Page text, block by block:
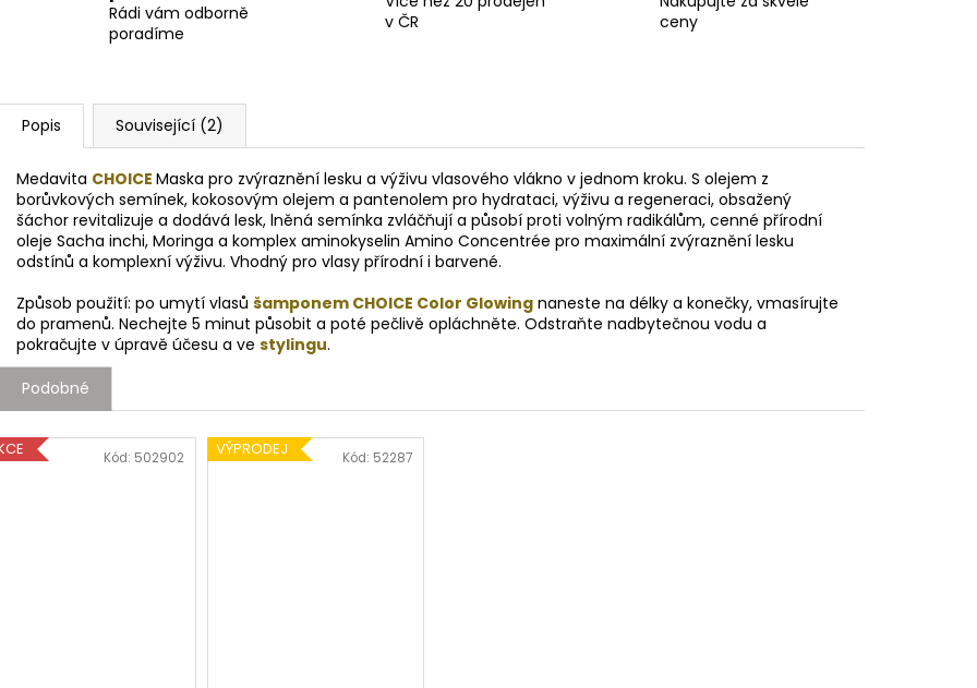
Rádi vám odborně
poradíme
v ČR
ceny
Popis Související (2)
Medavita CHOICE Maska pro zvýraznění lesku a výživu vlasového vlákno v jednom kroku. S olejem z
borůvkových semínek, kokosovým olejem a pantenolem pro hydrataci, výživu a regeneraci, obsažený
šáchor revitalizuje a dodává lesk, lněná semínka zvláčňují a působí proti volným radikálům, cenné přírodní
oleje Sacha inchi, Moringa a komplex aminokyselin Amino Concentrée pro maximální zvýraznění lesku
odstínů a komplexní výživu. Vhodný pro vlasy přírodní i barvené.
Způsob použití: po umytí vlasů šamponem CHOICE Color Glowing naneste na délky a konečky, vmasírujte
do pramenů. Nechejte 5 minut působit a poté pečlivě opláchněte. Odstraňte nadbytečnou vodu a
pokračujte v úpravě účesu a ve stylingu.
Podobné
Kód: 502902 VÝPRODEJ Kód: 52287